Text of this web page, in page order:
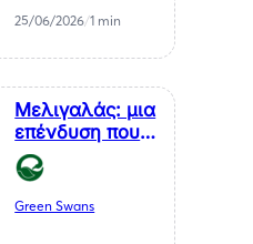
της Χιλής στη
Θεσσαλονίκη, κ.
Αθανάσιου
25/06/2026/1 min
Μελιγαλάς: μια
επένδυση που
μετατρέπει ένα
χρόνιο
πρόβλημα της
Μεσσηνίας σε
Green Swans